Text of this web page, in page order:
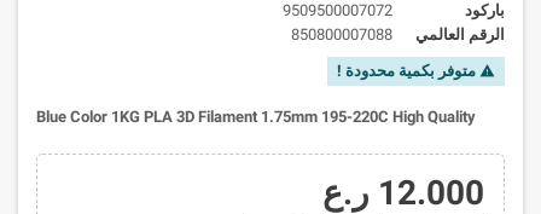
باركود
9509500007072
الرقم العالمي
850800007088
warning متوفر بكمية محدودة !
Blue Color 1KG PLA 3D Filament 1.75mm 195-220C High Quality
12.000 ر.ع